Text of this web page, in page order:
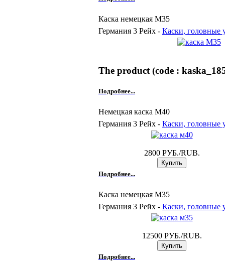
Каска немецкая М35
Германия 3 Рейх - Каски, головные
The product (code :
Подробнее...
Немецкая каска М40
Германия 3 Рейх - Каски, головные
2800 РУБ./RUB.
Подробнее...
Каска немецкая M35
Германия 3 Рейх - Каски, головные
12500 РУБ./RUB.
Подробнее...